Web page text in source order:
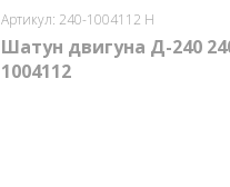
Артикул: 240-1004112 Н
Шатун двигуна Д-240
1004112